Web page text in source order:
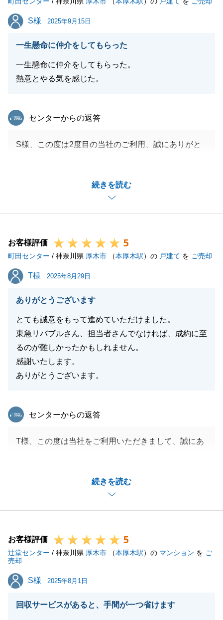
S様
S様 2025年9月15日
一生懸命に仲介をしてもらった
一生懸命に仲介をしてもらった。
熱意とやる気を感じた。
続きを読む
東急リバブル
センターからの返答
S様、この度は2度目の当社のご利用、誠にありがと
紆余曲折ございましたが、無事にお引渡しが完了で
き、安心しております。
いました。
お客様評価 5
町田センター / 神奈川県 厚木市 （本厚木駅）の 戸建て を ご売却
T様
T様 2025年8月29日
ありがとうございます
とても誠意をもって進めていただけました。
東急リバブルさん、担当者さんでなければ、成約に至
るのが難しかったかもしれません。
感謝いたします。
ありがとうございます。
続きを読む
東急リバブル
センターからの返答
T様、この度は当社をご利用いただきまして、誠にあ
ご協力もあり、スムーズにお話が進められました。
今後とも当社をご贔屓にいただければと存じます。
何卒、よろしくお願いいたします。
閉じる
お客様評価 5
辻堂センター / 神奈川県 厚木市 （本厚木駅）の マンション を ご
売却
S様
S様 2025年8月1日
回収サービスがあると、手間が一つ省けます